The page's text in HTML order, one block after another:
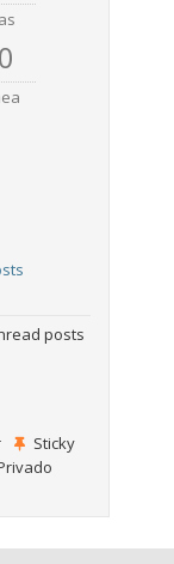
0
posts
Sticky